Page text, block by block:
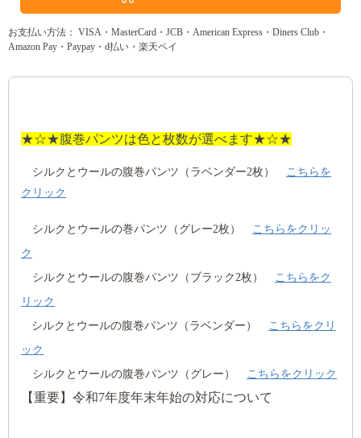
お支払い方法： VISA・MasterCard・JCB・American Express・Diners Club・
Amazon Pay・Paypay・d払い・楽天ペイ
★☆★腹巻パンツは色と枚数が選べます★☆★
シルクとウールの腹巻パンツ（ラベンダー2枚） こちらを
クリック
シルクとウールの巻パンツ（グレー2枚） こちらをクリッ
ク
シルクとウールの腹巻パンツ （ブラック2枚）
こちらをク
リック
シルクとウールの腹巻パンツ （ラベンダー）
こちらをクリ
ック
シルクとウールの腹巻パンツ （グレー） こちらをクリック
【重要】令和7年度年末年始の対応について